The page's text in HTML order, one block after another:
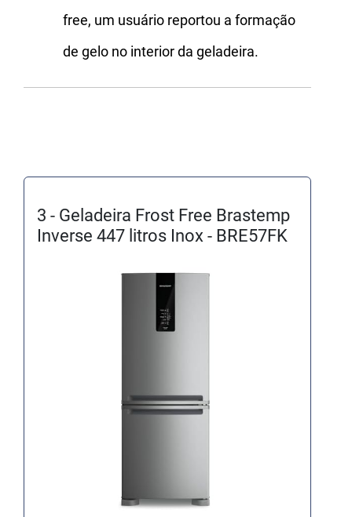
free, um usuário reportou a formação
de gelo no interior da geladeira.
3 - Geladeira Frost Free Brastemp
Inverse 447 litros Inox - BRE57FK